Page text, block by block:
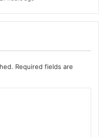
Required fields are